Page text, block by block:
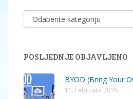
KATEGORIJE
POSLJEDNJE OBJAVLJENO
BYOD (Bring Your
11. Februara 2015.